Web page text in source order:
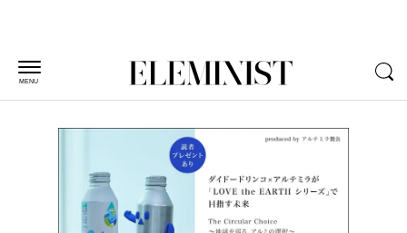
MENU